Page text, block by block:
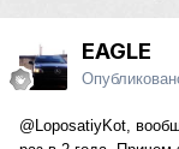
EAGLE
@LoposatiyKot,